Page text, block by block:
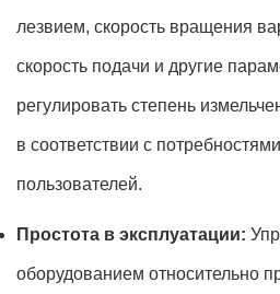
лезвием, скорость вращения
скорость подачи и другие
регулировать степень
в соответствии с
пользователей.
Простота в эксплуатации:
оборудованием относительно